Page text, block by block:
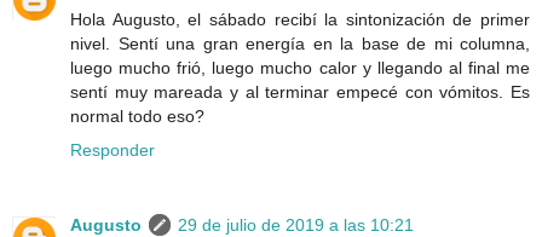
Hola Augusto, el sábado recibí la sintonización de primer
nivel. Sentí una gran energía en la base de mi columna,
luego mucho frió, luego mucho calor y llegando al final me
sentí muy mareada y al terminar empecé con vómitos. Es
normal todo eso?
Responder
Augusto
29 de julio de 2019 a las 10:21